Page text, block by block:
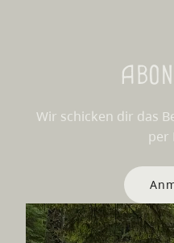
Wir schicken dir das
per